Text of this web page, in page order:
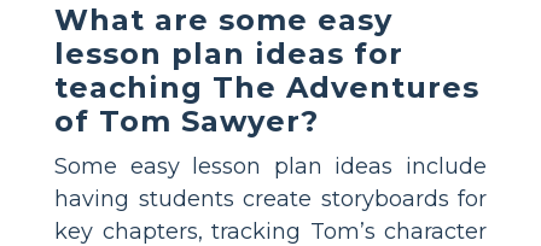
What are some easy
lesson plan ideas for
teaching The Adventures
of Tom Sawyer?
Some easy lesson plan ideas include
having students create storyboards for
key chapters, tracking Tom’s character